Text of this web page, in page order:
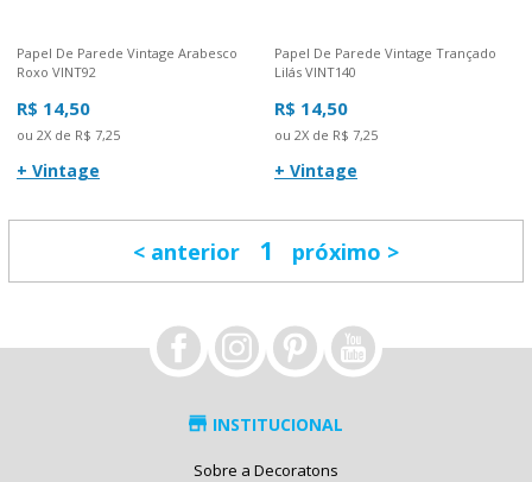
Papel De Parede Vintage Arabesco
Roxo VINT92
R$ 14,50
ou 2X de R$ 7,25
+ Vintage
Papel De Parede Vintage Trançado
Lilás VINT140
R$ 14,50
ou 2X de R$ 7,25
+ Vintage
anterior 1 próximo
INSTITUCIONAL
Sobre a Decoratons